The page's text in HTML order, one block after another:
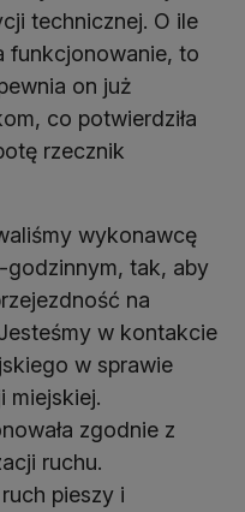
technicznej. O ile
funkcjonowanie, to
on już
co potwierdziła
rzecznik
wykonawcę
tak, aby
na
w kontakcie
w sprawie
miejskiej.
zgodnie z
ruchu.
pieszy i